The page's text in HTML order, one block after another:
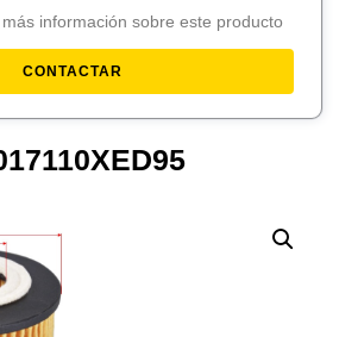
información sobre este producto
CONTACTAR